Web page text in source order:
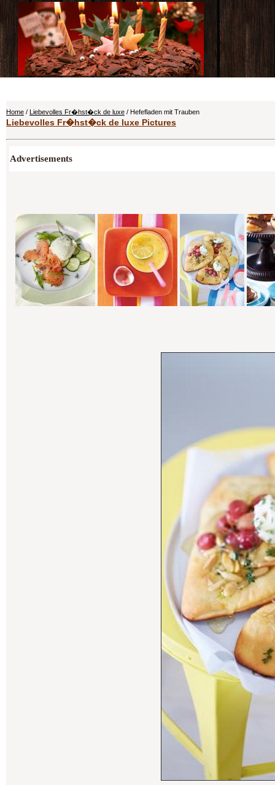
Home / Liebevolles Fr�hst�ck de luxe / Hefefladen mit Trauben
Liebevolles Fr�hst�ck de luxe Pictures
Advertisements